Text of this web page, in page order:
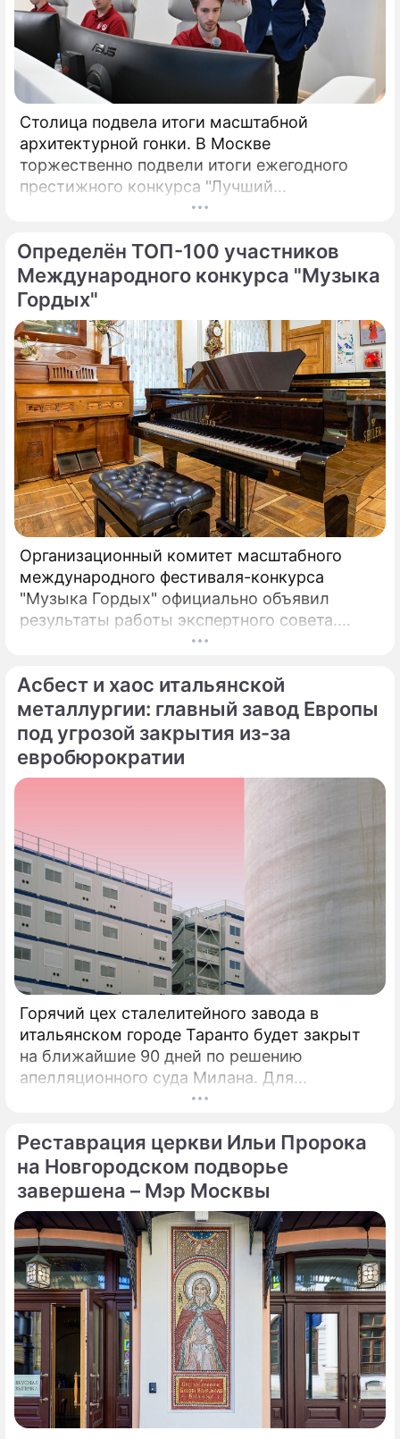
Столица подвела итоги масштабной
архитектурной гонки. В Москве
торжественно подвели итоги ежегодного
престижного конкурса "Лучший
реализованный проект в области
Определён ТОП-100 участников
Международного конкурса "Музыка
Гордых"
Организационный комитет масштабного
международного фестиваля-конкурса
"Музыка Гордых" официально объявил
результаты работы экспертного совета.
После длительного и тщательного изучения
сформирован шорт-лист из 100 лучших
исполнителей.
Асбест и хаос итальянской
металлургии: главный завод Европы
под угрозой закрытия из-за
евробюрократии
Горячий цех сталелитейного завода в
итальянском городе Таранто будет закрыт
на ближайшие 90 дней по решению
апелляционного суда Милана. Для
возобновления производства необходимо
конструкций и оборудования из цеха,
сообщает портал Eurometal.
Металлургический завод компании Acciaierie
d'Italia (ADI), ранее известной как Ilva
(Ильва), является крупнейшим на
территории Европы.
Реставрация церкви Ильи Пророка
на Новгородском подворье
завершена – Мэр Москвы